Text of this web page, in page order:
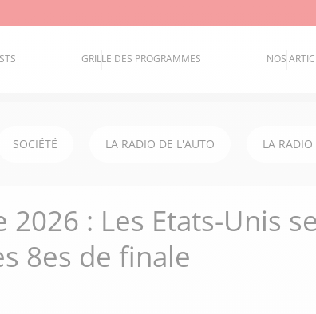
GRILLE DES PROGRAMMES NOS
SOCIÉTÉ LA RADIO DE L'AUTO LA
: Les Etats-Unis se
8es de finale